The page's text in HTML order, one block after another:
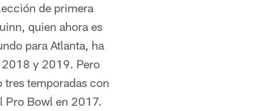
de primera
quien ahora es
para Atlanta, ha
2018 y 2019. Pero
tres temporadas con
Pro Bowl en 2017.